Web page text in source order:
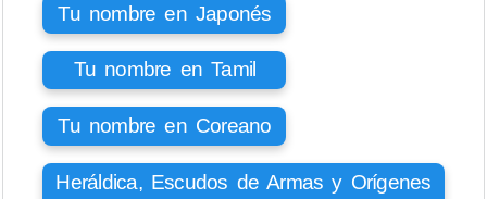
Tu nombre en Japonés
Tu nombre en Tamil
Tu nombre en Coreano
Heráldica, Escudos de Armas y Orígenes